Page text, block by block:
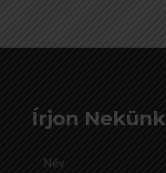
Írjon Nekünk